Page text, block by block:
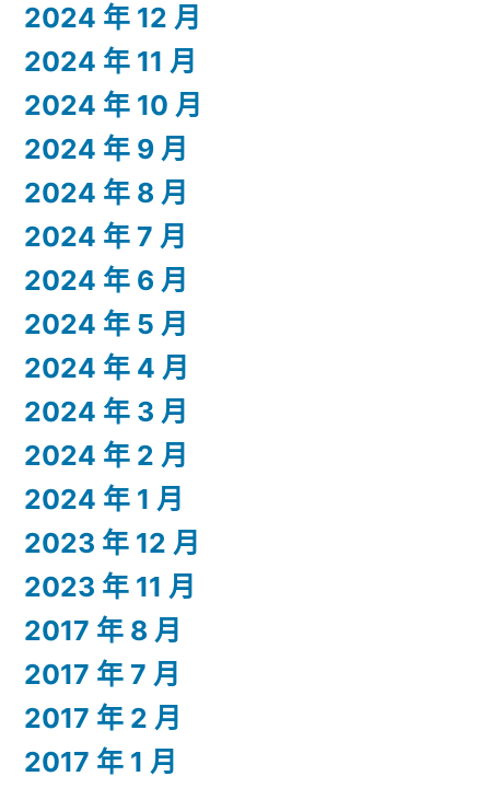
2024 年 12 月
2024 年 11 月
2024 年 10 月
2024 年 9 月
2024 年 8 月
2024 年 7 月
2024 年 6 月
2024 年 5 月
2024 年 4 月
2024 年 3 月
2024 年 2 月
2024 年 1 月
2023 年 12 月
2023 年 11 月
2017 年 8 月
2017 年 7 月
2017 年 2 月
2017 年 1 月